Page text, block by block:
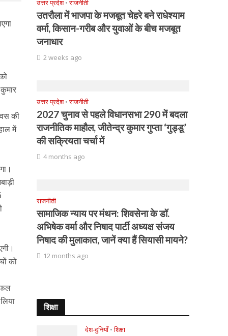
की
में
को
उत्तर प्रदेश • राजनीती
उतरौला में भाजपा के मजबूत चेहरे बने राधेश्याम
वर्मा, किसान-गरीब और युवाओं के बीच मजबूत
जनाधार
2 weeks ago
उत्तर प्रदेश • राजनीती
2027 चुनाव से पहले विधानसभा 290 में बदला
राजनीतिक माहौल, जीतेन्द्र कुमार गुप्ता ‘गुड्डू’
की सक्रियता चर्चा में
4 months ago
राजनीती
सामाजिक न्याय पर मंथन: शिवसेना के डॉ.
अभिषेक वर्मा और निषाद पार्टी अध्यक्ष संजय
निषाद की मुलाकात, जानें क्या हैं सियासी मायने?
12 months ago
शिक्षा
देश-दुनियाँ • शिक्षा